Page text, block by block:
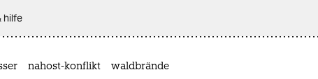
hilfe
nahost-konflikt waldbrände